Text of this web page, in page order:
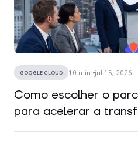
GOOGLE CLOUD 10 min jul 15, 2026
Como escolher o
para acelerar a